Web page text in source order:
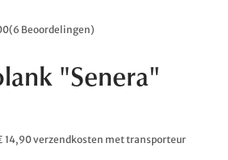
(6 Beoordelingen)
"Senera"
14,90 verzendkosten met transporteur